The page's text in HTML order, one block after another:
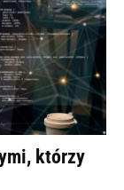
którzy